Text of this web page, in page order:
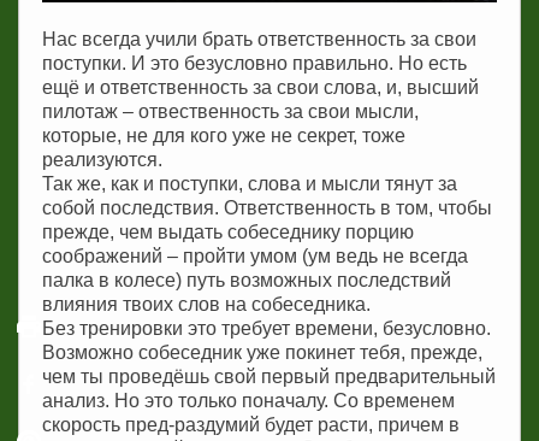
Нас всегда учили брать ответственность за свои
поступки. И это безусловно правильно. Но есть
ещё и ответственность за свои слова, и, высший
пилотаж – отвественность за свои мысли,
которые, не для кого уже не секрет, тоже
реализуются.
Так же, как и поступки, слова и мысли тянут за
собой последствия. Ответственность в том, чтобы
прежде, чем выдать собеседнику порцию
соображений – пройти умом (ум ведь не всегда
палка в колесе) путь возможных последствий
влияния твоих слов на собеседника.
Без тренировки это требует времени, безусловно.
Возможно собеседник уже покинет тебя, прежде,
чем ты проведёшь свой первый предварительный
анализ. Но это только поначалу. Со временем
скорость пред-раздумий будет расти, причем в